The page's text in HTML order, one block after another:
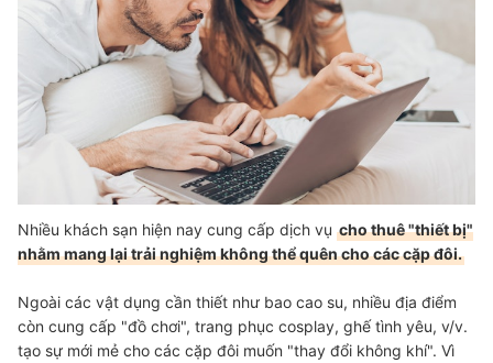
Nhiều khách sạn hiện nay cung cấp dịch vụ cho thuê "thiết bị"
nhằm mang lại trải nghiệm không thể quên cho các cặp đôi.
Ngoài các vật dụng cần thiết như bao cao su, nhiều địa điểm
còn cung cấp "đồ chơi", trang phục cosplay, ghế tình yêu, v/v.
tạo sự mới mẻ cho các cặp đôi muốn "thay đổi không khí". Vì